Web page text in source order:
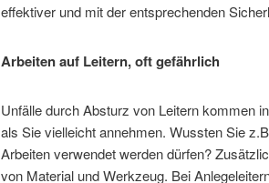
effektiver und mit der entsprechenden
Arbeiten auf Leitern, oft gefährlich
Unfälle durch Absturz von Leitern kommen
als Sie vielleicht annehmen. Wussten Sie
Arbeiten verwendet werden dürfen?
von Material und Werkzeug. Bei